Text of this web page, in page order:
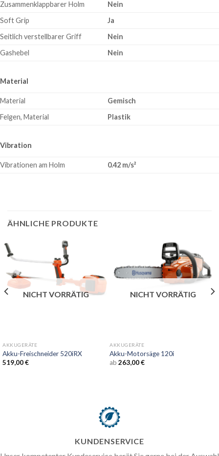
Zusammenklappbarer Holm
Nein
Soft Grip
Ja
Seitlich verstellbarer Griff
Nein
Gashebel
Nein
Material
Material
Gemisch
Felgen, Material
Plastik
Vibration
Vibrationen am Holm 0.42 m/s²
ÄHNLICHE PRODUKTE
NICHT VORRÄTIG
AKKUGERÄTE
Akku-Freischneider 520iRX
519,00€
NICHT VORRÄTIG
AKKUGERÄTE
Akku-Motorsäge 120i
ab 263,00€
KUNDENSERVICE